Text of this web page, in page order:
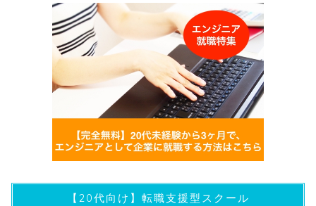
【20代向け】転職支援型スクール